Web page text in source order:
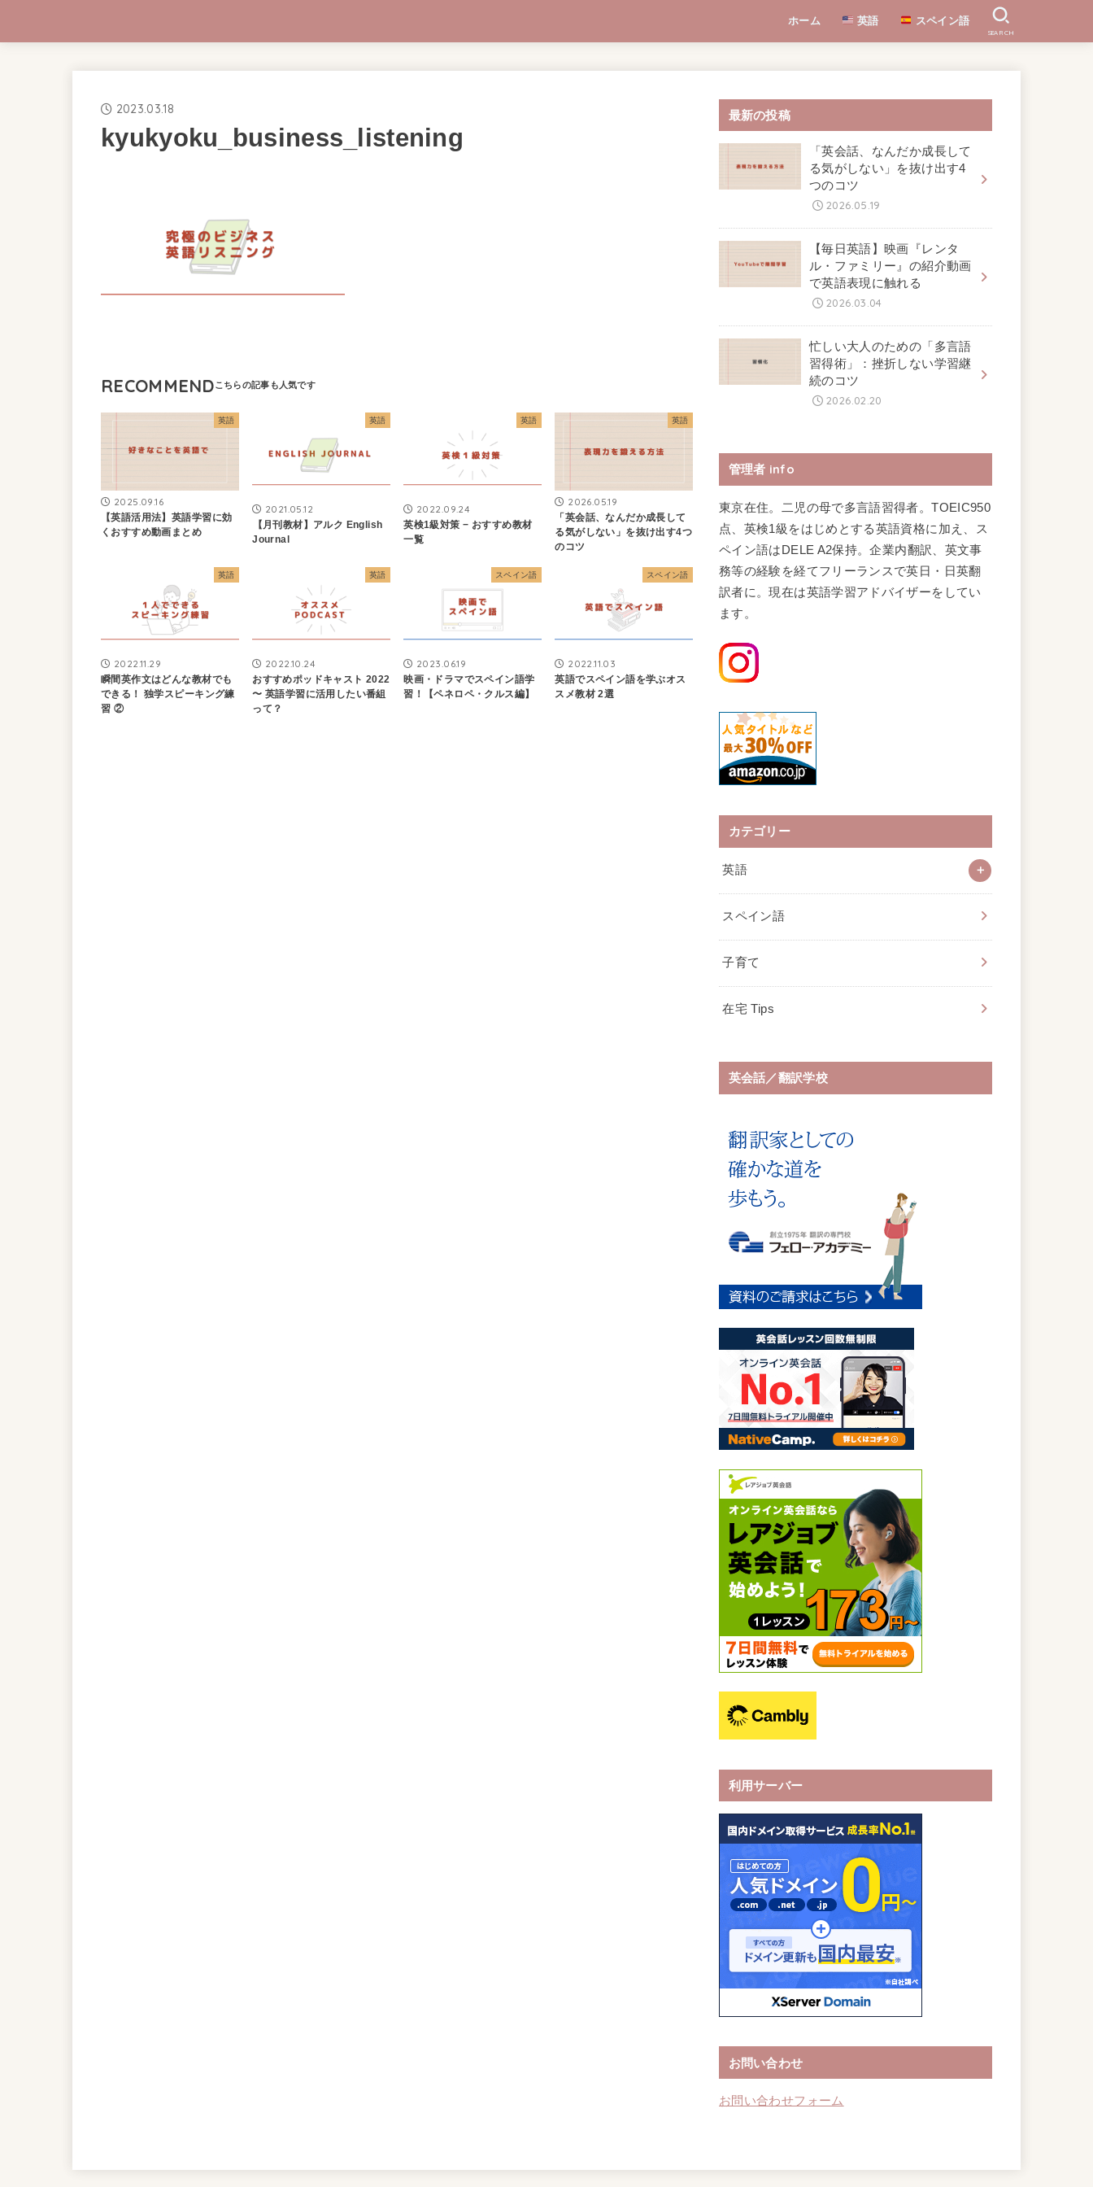
ホーム 英語 スペイン語
SEARCH
2023.03.18
kyukyoku_business_listening
RECOMMEND
英語
2025.09.16
【英語活用法】英語学習に効
くおすすめ動画まとめ
英語
2021.05.12
【月刊教材】アルク English
Journal
英語
2022.09.24
英検1級対策 − おすすめ教材
一覧
英語
2026.05.19
「英会話、なんだか成長して
る気がしない」を抜け出す4つ
のコツ
英語
2022.11.29
瞬間英作文はどんな教材でも
できる！ 独学スピーキング練
習 ②
英語
2022.10.24
おすすめポッドキャスト 2022
〜 英語学習に活用したい番組
って？
スペイン語
2023.06.19
映画・ドラマでスペイン語学
習！【ペネロペ・クルス編】
スペイン語
2022.11.03
英語でスペイン語を学ぶオス
スメ教材 2選
最新の投稿
「英会話、なんだか成長して
る気がしない」を抜け出す4
つのコツ
2026.05.19
【毎日英語】映画『レンタ
ル・ファミリー』の紹介動画
で英語表現に触れる
2026.03.04
忙しい大人のための「多言語
習得術」：挫折しない学習継
続のコツ
2026.02.20
管理者 info
東京在住。二児の母で多言語習得者。TOEIC950
点、英検1級をはじめとする英語資格に加え、ス
ペイン語はDELE A2保持。企業内翻訳、英文事
務等の経験を経てフリーランスで英日・日英翻
訳者に。現在は英語学習アドバイザーをしてい
ます。
カテゴリー
英語
スペイン語
子育て
在宅 Tips
英会話／翻訳学校
利用サーバー
お問い合わせ
お問い合わせフォーム